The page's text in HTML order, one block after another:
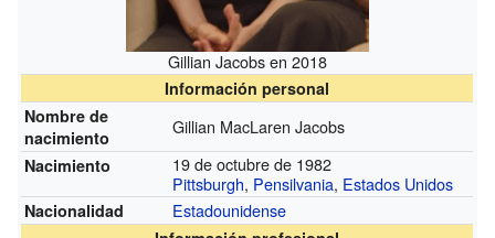
Gillian Jacobs en 2018
Información personal
Nombre de
nacimiento
Gillian MacLaren Jacobs
Nacimiento
19 de octubre de 1982
Pittsburgh, Pensilvania, Estados Unidos
Nacionalidad Estadounidense